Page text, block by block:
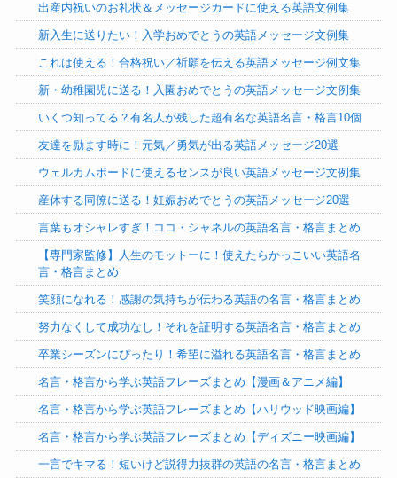
出産内祝いのお礼状＆メッセージカードに使える英語文例集
新入生に送りたい！入学おめでとうの英語メッセージ文例集
これは使える！合格祝い／祈願を伝える英語メッセージ例文集
新・幼稚園児に送る！入園おめでとうの英語メッセージ文例集
いくつ知ってる？有名人が残した超有名な英語名言・格言10個
友達を励ます時に！元気／勇気が出る英語メッセージ20選
ウェルカムボードに使えるセンスが良い英語メッセージ文例集
産休する同僚に送る！妊娠おめでとうの英語メッセージ20選
言葉もオシャレすぎ！ココ・シャネルの英語名言・格言まとめ
【専門家監修】人生のモットーに！使えたらかっこいい英語名
言・格言まとめ
笑顔になれる！感謝の気持ちが伝わる英語の名言・格言まとめ
努力なくして成功なし！それを証明する英語名言・格言まとめ
卒業シーズンにぴったり！希望に溢れる英語名言・格言まとめ
名言・格言から学ぶ英語フレーズまとめ【漫画＆アニメ編】
名言・格言から学ぶ英語フレーズまとめ【ハリウッド映画編】
名言・格言から学ぶ英語フレーズまとめ【ディズニー映画編】
一言でキマる！短いけど説得力抜群の英語の名言・格言まとめ